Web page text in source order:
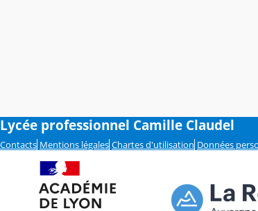
Lycée professionnel Camille Claudel
Contacts Mentions légales Chartes d'utilisation Données